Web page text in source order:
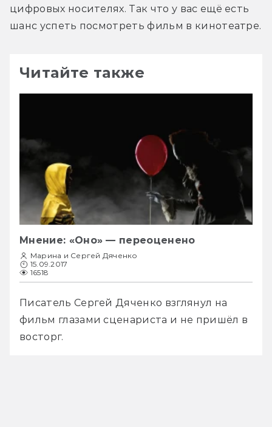
цифровых носителях. Так что у вас ещё есть
шанс успеть посмотреть фильм в кинотеатре.
Читайте также
Мнение: «Оно» — переоценено
Марина и Сергей Дяченко
15.09.2017
16518
Писатель Сергей Дяченко взглянул на
фильм глазами сценариста и не пришёл в
восторг.